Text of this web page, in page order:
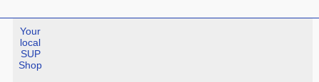
Your
local
SUP
Shop